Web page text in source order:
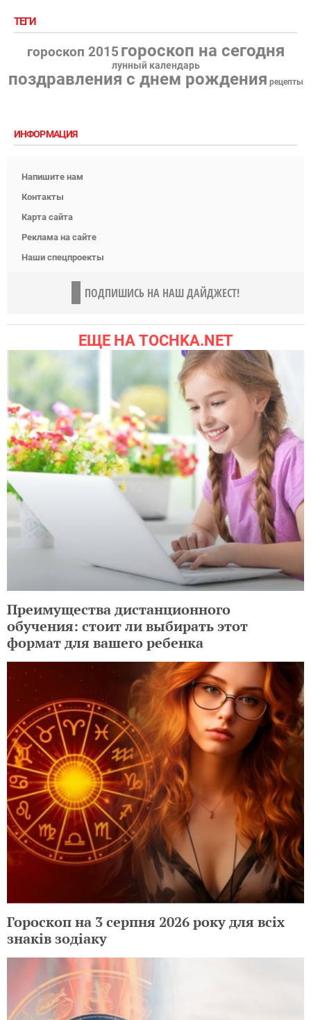
ТЕГИ
гороскоп 2015 гороскоп на сегодня
лунный календарь
поздравления с днем рождения рецепты
ИНФОРМАЦИЯ
Напишите нам
Контакты
Карта сайта
Реклама на сайте
Наши спецпроекты
ПОДПИШИСЬ НА НАШ ДАЙДЖЕСТ!
ЕЩЕ НА TOCHKA.NET
Преимущества дистанционного
обучения: стоит ли выбирать этот
формат для вашего ребенка
Гороскоп на 3 серпня 2026 року для всіх
знаків зодіаку